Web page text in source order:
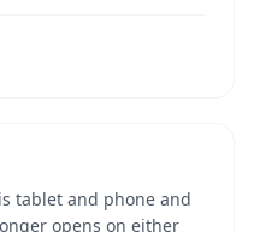
tablet and phone and
opens on either